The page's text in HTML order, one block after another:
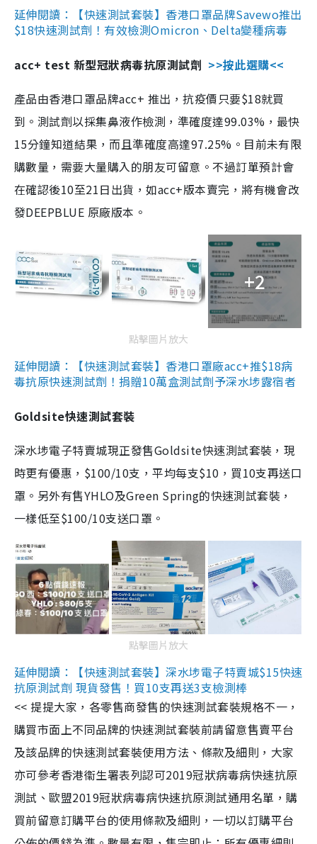
延伸閱讀：【快速測試套裝】香港口罩品牌Savewo推出
$18快速測試劑！有效檢測Omicron、Delta變種病毒
acc+ test 新型冠狀病毒抗原測試劑 >>按此選購<<
產品由香港口罩品牌acc+ 推出，抗疫價只要$18就買
到。測試劑以採集鼻液作檢測，準確度達99.03%，最快
15分鐘知道結果，而且準確度高達97.25%。目前未有限
購數量，需要大量購入的朋友可留意。不過訂單預計會
在確認後10至21日出貨，如acc+版本賣完，將有機會改
發DEEPBLUE 原廠版本。
+2
點擊圖片放大
延伸閱讀：【快速測試套裝】香港口罩廠acc+推$18病
毒抗原快速測試劑！捐贈10萬盒測試劑予深水埗露宿者
Goldsite快速測試套裝
深水埗電子特賣城現正發售Goldsite快速測試套裝，現
時更有優惠，$100/10支，平均每支$10，買10支再送口
罩。另外有售YHLO及Green Spring的快速測試套裝，
一樣低至$100/10支送口罩。
點擊圖片放大
延伸閱讀：【快速測試套裝】深水埗電子特賣城$15快速
抗原測試劑 現貨發售！買10支再送3支檢測棒
<< 提提大家，各零售商發售的快速測試套裝規格不一，
購買市面上不同品牌的快速測試套裝前請留意售賣平台
及該品牌的快速測試套裝使用方法、條款及細則，大家
亦可參考香港衞生署表列認可2019冠狀病毒病快速抗原
測試、歐盟2019冠狀病毒病快速抗原測試通用名單，購
買前留意訂購平台的使用條款及細則，一切以訂購平台